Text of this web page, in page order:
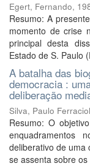
Egert, Fernando,
Resumo: A
momento de crise
principal desta
Estado de S. Paulo
A batalha das
democracia :
deliberação
Silva, Paulo
Resumo: O
enquadramentos
deliberativo de uma
se assenta sobre